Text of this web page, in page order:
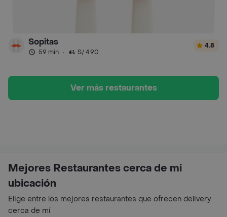
Sopitas
59 min · S/ 4.90
4.8
Ver más restaurantes
Mejores Restaurantes cerca de mi
ubicación
Elige entre los mejores restaurantes que ofrecen delivery
cerca de mí